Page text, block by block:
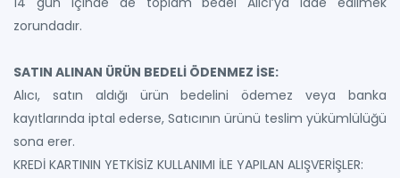
zorundadır.
SATIN ALINAN ÜRÜN BEDELİ ÖDENMEZ İSE:
Alıcı, satın aldığı ürün bedelini ödemez veya banka
kayıtlarında iptal ederse, Satıcının ürünü teslim yükümlülüğü
sona erer.
KREDİ KARTININ YETKİSİZ KULLANIMI İLE YAPILAN ALIŞVERİŞLER: